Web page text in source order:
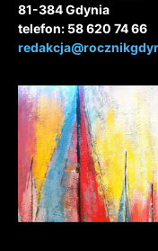
81-384 Gdynia
telefon: 58 620 74 66